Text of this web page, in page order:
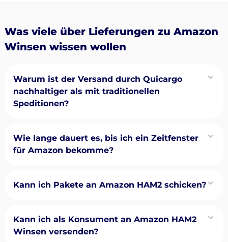
Was viele über Lieferungen zu Amazon
Winsen wissen wollen
Warum ist der Versand durch Quicargo
nachhaltiger als mit traditionellen
Speditionen?
Wie lange dauert es, bis ich ein Zeitfenster
für Amazon bekomme?
Kann ich Pakete an Amazon HAM2 schicken?
Kann ich als Konsument an Amazon HAM2
Winsen versenden?